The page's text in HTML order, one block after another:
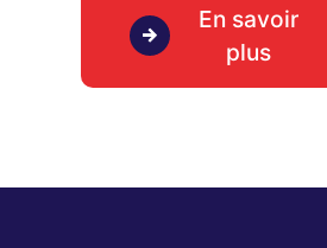
En savoir
plus